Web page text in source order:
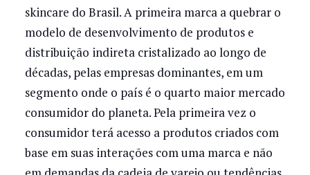
skincare do Brasil. A primeira marca a quebrar o
modelo de desenvolvimento de produtos e
distribuição indireta cristalizado ao longo de
décadas, pelas empresas dominantes, em um
segmento onde o país é o quarto maior mercado
consumidor do planeta. Pela primeira vez o
consumidor terá acesso a produtos criados com
base em suas interações com uma marca e não